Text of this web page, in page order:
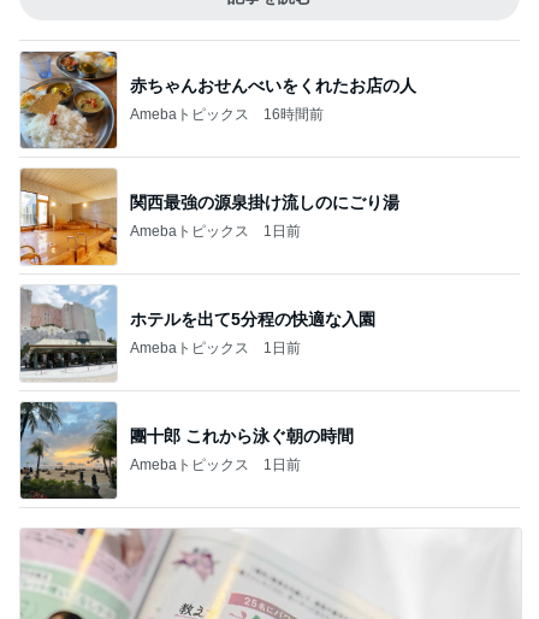
赤ちゃんおせんべいをくれたお店の人
Amebaトピックス 16時間前
関西最強の源泉掛け流しのにごり湯
Amebaトピックス 1日前
ホテルを出て5分程の快適な入園
Amebaトピックス 1日前
團十郎 これから泳ぐ朝の時間
Amebaトピックス 1日前